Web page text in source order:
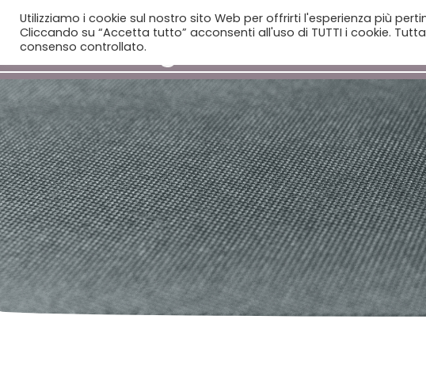
Utilizziamo i cookie sul nostro sito Web per offrirti l'esperienza più
Cliccando su “Accetta tutto” acconsenti all'uso di TUTTI i cookie.
consenso controllato.